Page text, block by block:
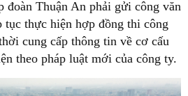
đoàn Thuận An phải gửi công văn
tục thực hiện hợp đồng thi công
cung cấp thông tin về cơ cấu
theo pháp luật mới của công ty.